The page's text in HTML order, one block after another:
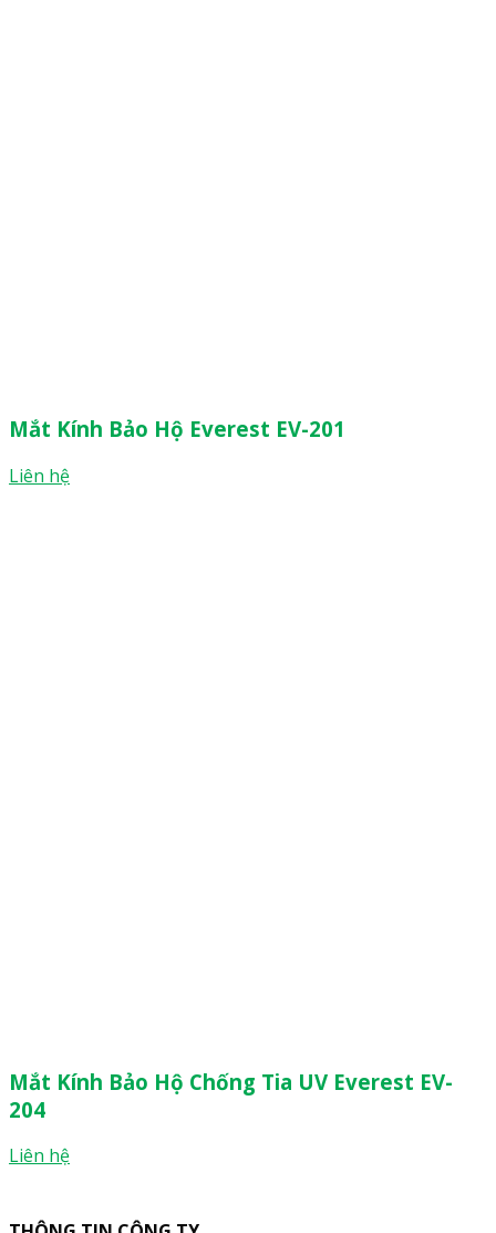
Mắt Kính Bảo Hộ Everest EV-201
Liên hệ
Mắt Kính Bảo Hộ Chống Tia UV Everest EV-
204
Liên hệ